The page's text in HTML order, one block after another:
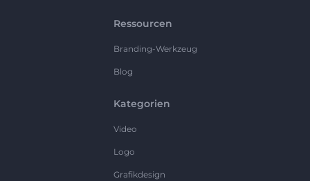
Ressourcen
Branding-Werkzeug
Blog
Kategorien
Video
Logo
Grafikdesign